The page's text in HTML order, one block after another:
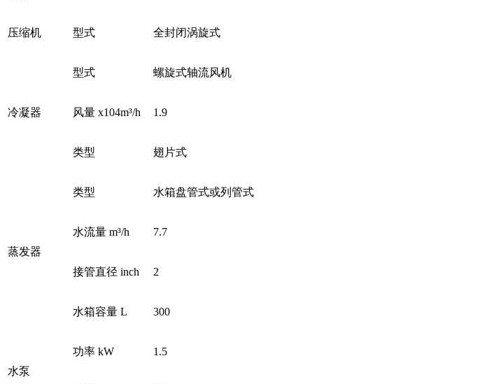
压缩机 型式 全封闭涡旋式
冷凝器
型式 螺旋式轴流风机
风量 x104m³/h 1.9
类型 翅片式
蒸发器
类型 水箱盘管式或列管式
水流量 m³/h 7.7
接管直径 inch 2
水箱容量 L 300
水泵
功率 kW 1.5